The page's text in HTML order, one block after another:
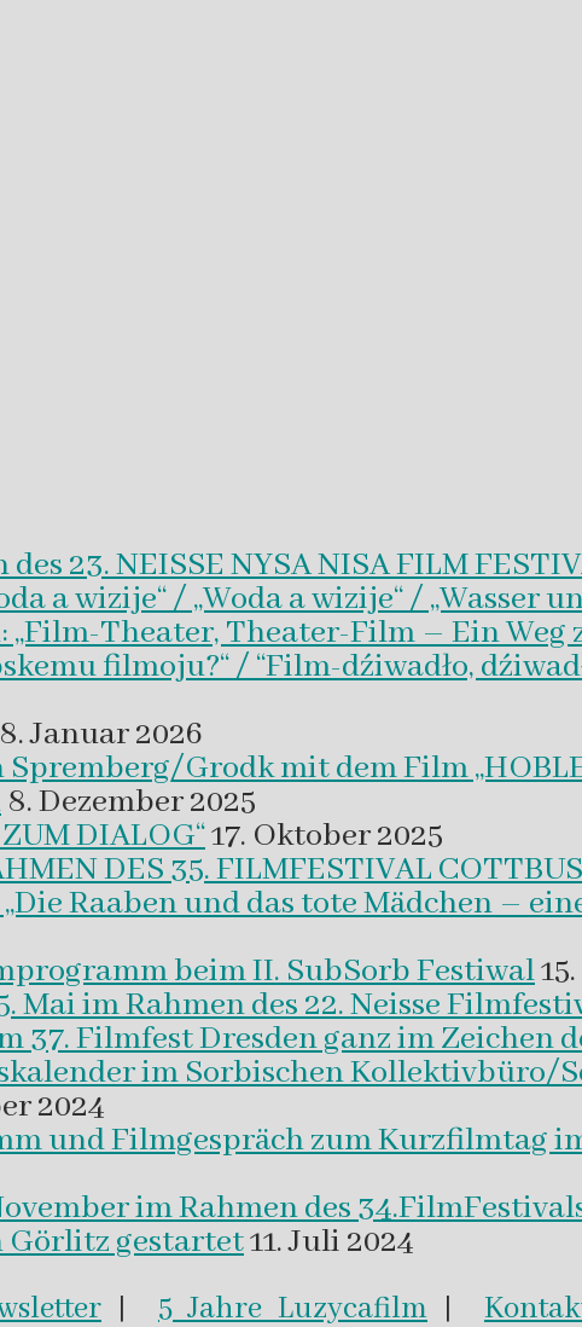
23. NEISSE NYSA NISA FILM
a wizije“ / „Woda a wizije“ / „Wasser
„Film-Theater, Theater-Film – Ein Weg
filmoju?“ / “Film-dźiwadło,
Januar 2026
Grodk mit dem Film
8. Dezember 2025
DIALOG“17. Oktober 2025
DES 35. FILMFESTIVAL COTTBUS
Raaben und das tote Mädchen –
beim II. SubSorb Festiwal
Mai im Rahmen des 22. Neisse
37. Filmfest Dresden ganz im Zeichen
im Sorbischen
2024
und Filmgespräch zum Kurzfilmtag
im Rahmen des
Görlitz gestartet11. Juli 2024
| 5 Jahre Luzycafilm |